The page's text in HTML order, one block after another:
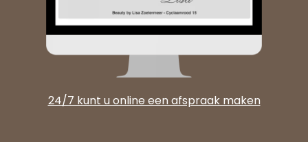
24/7 kunt u online een afspraak maken